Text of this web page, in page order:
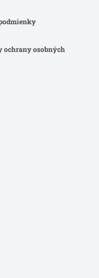
ochrany osobných